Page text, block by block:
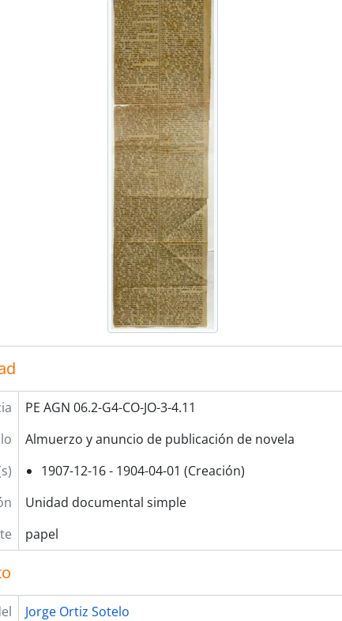
PE AGN 06.2-G4-CO-JO-3-4.11
Almuerzo y anuncio de publicación de novela
1907-12-16 - 1904-04-01 (Creación)
Unidad documental simple
papel
Jorge Ortiz Sotelo